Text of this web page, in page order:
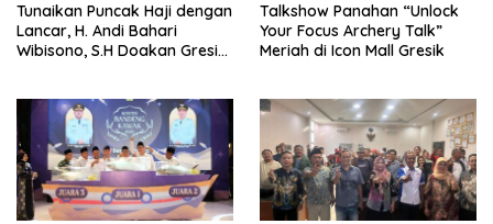
Tunaikan Puncak Haji dengan
Lancar, H. Andi Bahari
Wibisono, S.H Doakan Gresik
Talkshow Panahan “Unlock
Your Focus Archery Talk”
Meriah di Icon Mall Gresik